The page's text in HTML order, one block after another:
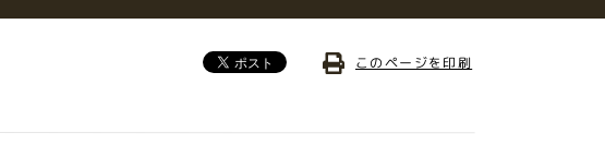
このページを印刷